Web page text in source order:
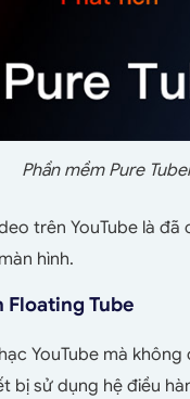
Phần mềm Pure
trên YouTube là
hình.
Floating Tube
YouTube mà
bị sử dụng hệ điều